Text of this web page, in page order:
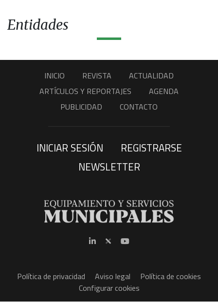
Entidades
INICIO REVISTA
ACTUALIDAD
ARTÍCULOS Y REPORTAJES
AGENDA
PUBLICIDAD
CONTACTO
INICIAR SESIÓN
REGISTRARSE
NEWSLETTER
Política de privacidad Aviso legal
Política de cookies
Configurar cookies